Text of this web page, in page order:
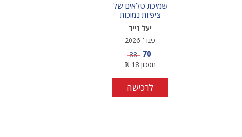
שמיכת טלאים של
ציפיות נמוכות
יעל זייד
פבר'-2026
מחיר מבצע
70 מחיר
88
חסכון 18
₪
לרכישה